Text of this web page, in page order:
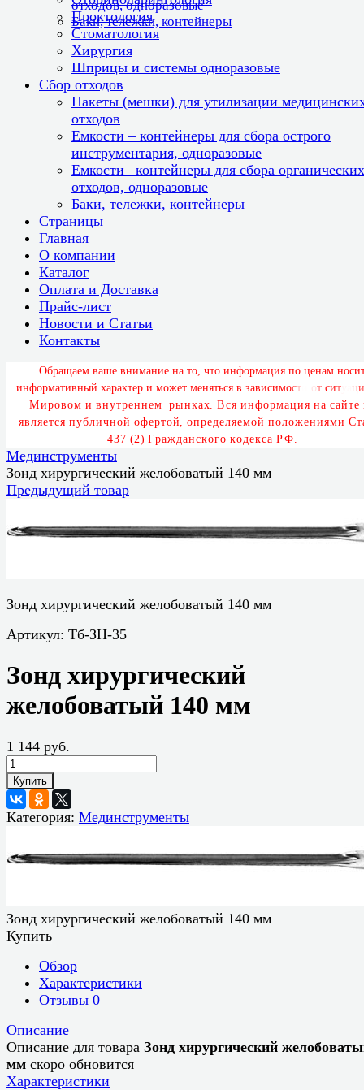
отходов, одноразовые
Баки, тележки, контейнеры
Проктология
Стоматология
Хирургия
Шприцы и системы одноразовые
Сбор отходов
Пакеты (мешки) для утилизации
отходов
Емкости – контейнеры для сбора острого
инструментария, одноразовые
Емкости –контейнеры для сбора органических
отходов, одноразовые
Баки, тележки, контейнеры
Страницы
Главная
О компании
Каталог
Оплата и Доставка
Прайс-лист
Новости и Статьи
Контакты
Обращаем ваше внимание на то, что информация по ценам носи
информативный характер и может меняться в зависимост от сит ц
Мировом и внутреннем ры нках. В ся информация на сайте
является публичной офертой, определяемой положениями Ст
437 (2) Гражданского кодекса РФ.
Мединструменты
Зонд хирургический желобоватый 140 мм
Предыдущий товар
Зонд хирургический желобоватый 140 мм
Артикул: Тб-ЗН-35
Зонд хирургический
желобоватый 140 мм
1 144 руб.
Купить
Категория: Мединструменты
Зонд хирургический желобоватый 140 мм
Купить
Обзор
Характеристики
Отзывы 0
Описание
Описание для товара Зонд хирургический
мм скоро обновится
Характеристики